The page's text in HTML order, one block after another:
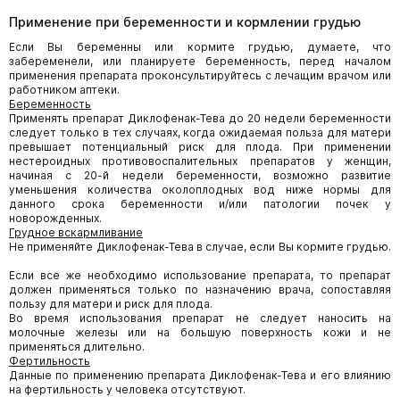
Применение при беременности и кормлении грудью
Если Вы беременны или кормите грудью, думаете, что
забеременели, или планируете беременность, перед началом
применения препарата проконсультируйтесь с лечащим врачом или
работником аптеки.
Беременность
Применять препарат Диклофенак-Тева до 20 недели беременности
следует только в тех случаях, когда ожидаемая польза для матери
превышает потенциальный риск для плода. При применении
нестероидных противовоспалительных препаратов у женщин,
начиная с 20-й недели беременности, возможно развитие
уменьшения количества околоплодных вод ниже нормы для
данного срока беременности и/или патологии почек у
новорожденных.
Грудное вскармливание
Не применяйте Диклофенак-Тева в случае, если Вы кормите грудью.
Если все же необходимо использование препарата, то препарат
должен применяться только по назначению врача, сопоставляя
пользу для матери и риск для плода.
Во время использования препарат не следует наносить на
молочные железы или на большую поверхность кожи и не
применяться длительно.
Фертильность
Данные по применению препарата Диклофенак-Тева и его влиянию
на фертильность у человека отсутствуют.